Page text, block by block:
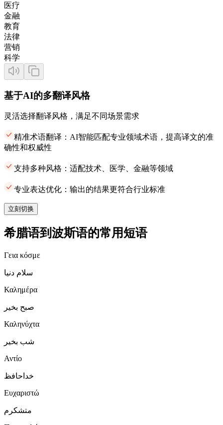
医疗
金融
教育
法律
营销
科学
基于AI的多翻译风格
灵活选择翻译风格，满足不同场景需求
精准术语翻译：AI智能匹配专业领域术语，提高译文的准
确性和权威性
支持多种风格：适配技术、医学、金融等领域
专业表达优化：输出的结果更符合行业标准
立刻切换
希腊语到波斯语的常用短语
Γεια κόσμε
سلام دنیا
Καλημέρα
صبح بخیر
Καληνύχτα
شب بخیر
Αντίο
خداحافظ
Ευχαριστώ
متشکرم